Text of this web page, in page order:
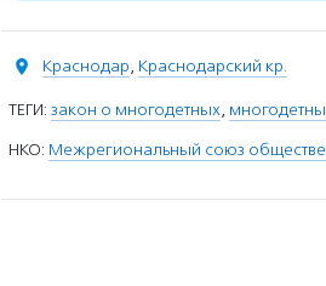
Краснодар, Краснодарский кр.
ТЕГИ: закон о многодетных,
НКО: Межрегиональный союз